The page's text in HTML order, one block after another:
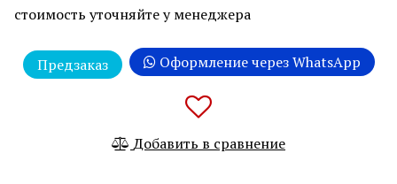
стоимость уточняйте у менеджера
Предзаказ Оформление через WhatsApp
Добавить в сравнение